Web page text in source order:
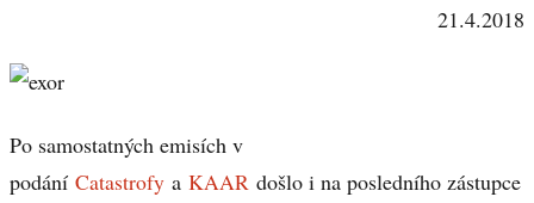
21.4.2018
Po samostatných emisích v
podání Catastrofy a KAAR došlo i na posledního zástupce